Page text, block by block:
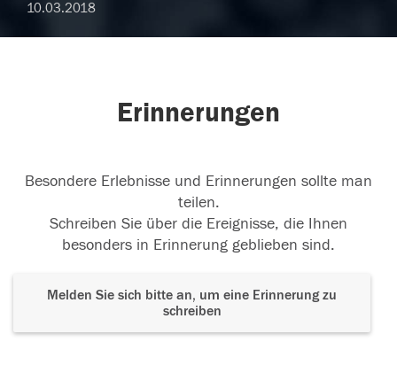
10.03.2018
Erinnerungen
Besondere Erlebnisse und Erinnerungen sollte man
teilen.
Schreiben Sie über die Ereignisse, die Ihnen
besonders in Erinnerung geblieben sind.
Melden Sie sich bitte an, um eine Erinnerung zu
schreiben